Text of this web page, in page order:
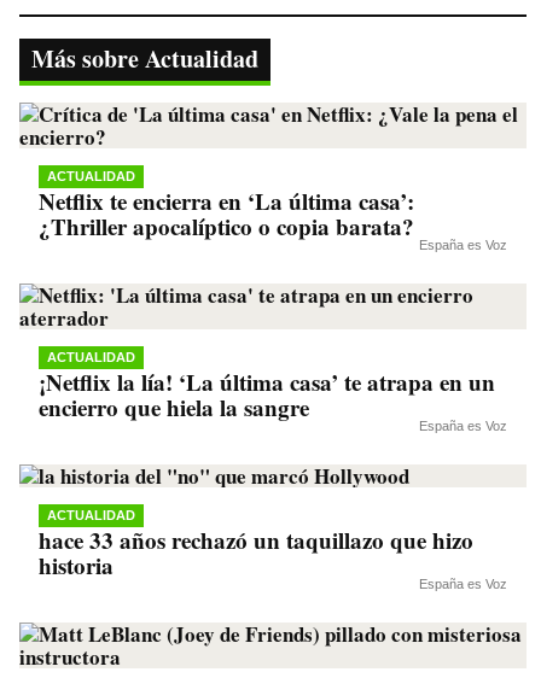
bo
ok
tte
r
ts
A
pp
gr
a
m
y
Li
nk
Más sobre Actualidad
ACTUALIDAD
Netflix te encierra en ‘La última casa’:
¿Thriller apocalíptico o copia barata?
España es Voz
ACTUALIDAD
¡Netflix la lía! ‘La última casa’ te atrapa en un
encierro que hiela la sangre
España es Voz
ACTUALIDAD
hace 33 años rechazó un taquillazo que hizo
historia
España es Voz